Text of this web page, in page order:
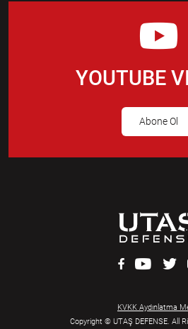
YOUTUBE
Abone Ol
Copyright © UTAŞ DEFENSE. All
KVKK Aydınlatma